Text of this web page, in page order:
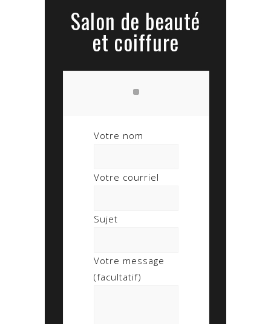
Salon de beauté
et coiffure
Votre nom
Votre courriel
Sujet
Votre message
(facultatif)